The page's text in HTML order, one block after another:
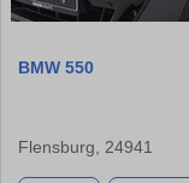
BMW 550
Flensburg, 24941